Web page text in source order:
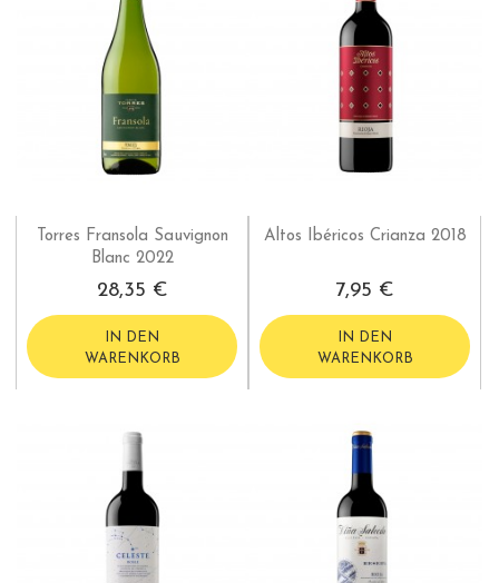
Torres Fransola Sauvignon
Blanc 2022
28,35 €
IN DEN
WARENKORB
Altos Ibéricos Crianza 2018
7,95 €
IN DEN
WARENKORB